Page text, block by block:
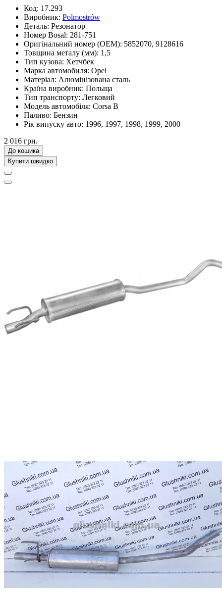
Код: 17.293
Виробник: Polmostrów
Деталь: Резонатор
Номер Bosal: 281-751
Оригінальний номер (OEM): 5852070, 9128616
Товщина металу (мм): 1,5
Тип кузова: Хетчбек
Марка автомобиля: Opel
Матеріал: Алюмінізована сталь
Країна виробник: Польща
Тип транспорту: Легковий
Модель автомобіля: Corsa B
Паливо: Бензин
Рік випуску авто: 1996, 1997, 1998, 1999, 2000
2 016 грн.
До кошика
Купити швидко